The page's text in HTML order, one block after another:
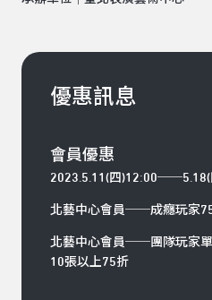
優惠訊息
會員優惠
2023.5.11(四)12:00──5.18(
北藝中心會員──成癮玩家
北藝中心會員──團隊玩家單
10張以上75折